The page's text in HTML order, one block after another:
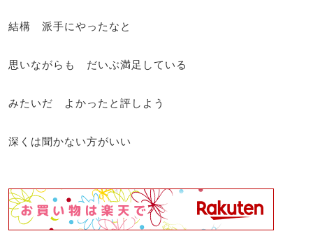
結構 派手にやったなと
思いながらも だいぶ満足している
みたいだ よかったと評しよう
深くは聞かない方がいい